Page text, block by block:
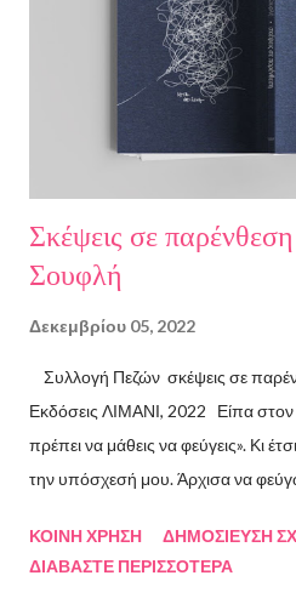
Σκέψεις σε
Σουφλή
Δεκεμβρίου 05, 2022
Συλλογή Πεζών σκέψεις σε
Εκδόσεις ΛΙΜΑΝΙ, 2022 Είπα στον
πρέπει να μάθεις να φεύγεις». Κι
την υπόσχεσή μου. Άρχισα να
συμβάσεις ασύμβατες με το εγώ
ΚΟΙΝΉ ΧΡΉΣΗ
ΔΗΜΟΣΊΕΥΣΗ
ΔΙΑΒΆΣΤΕ ΠΕΡΙΣΣΌΤΕΡΑ